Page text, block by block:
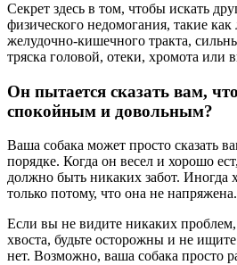
Секрет здесь в том, чтобы искать
физического недомогания, такие как
желудочно-кишечного тракта,
тряска головой, отеки, хромота или
Он пытается сказать вам,
спокойным и довольным?
Ваша собака может просто сказать
порядке. Когда он весел и хорошо
должно быть никаких забот. Иногда
только потому, что она не напряжена.
Если вы не видите никаких
хвоста, будьте осторожны и не
нет. Возможно, ваша собака просто